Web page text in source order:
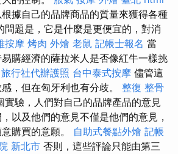
據自己的品牌商品的質量來獲得各種
問題是，它是什麼是更便宜的，對消
按摩 烤肉 外燴 老鼠 記帳士報名 當
購經濟的薩拉米人是否像紅牛一樣挑
旅行社代辦護照 台中泰式按摩 儘管這
，但在匈牙利也有分歧。 整復 整骨
實驗，人們對自己的品牌產品的意見
以及他們的意見不僅是他們的意見，
購買的意願。 自助式餐點外燴 記帳
新北市 否則，這些評論只能由第三